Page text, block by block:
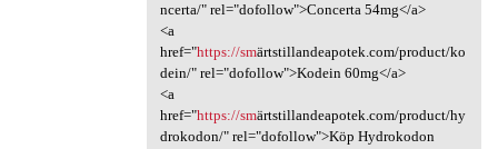
ncerta/" rel="dofollow">Concerta 54mg</a>
<a
href="https://smärtstillandeapotek.com/product/ko
dein/" rel="dofollow">Kodein 60mg</a>
<a
href="https://smärtstillandeapotek.com/product/hy
drokodon/" rel="dofollow">Köp Hydrokodon